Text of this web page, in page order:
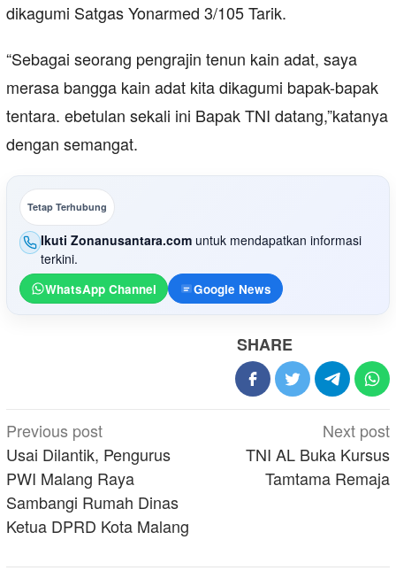
dikagumi Satgas Yonarmed 3/105 Tarik.
“Sebagai seorang pengrajin tenun kain adat, saya
merasa bangga kain adat kita dikagumi bapak-bapak
tentara. ebetulan sekali ini Bapak TNI datang,”katanya
dengan semangat.
Tetap Terhubung
Ikuti Zonanusantara.com untuk mendapatkan informasi
terkini.
WhatsApp Channel Google News
SHARE
Post
navigation
Previous post
Usai Dilantik, Pengurus
PWI Malang Raya
Sambangi Rumah Dinas
Ketua DPRD Kota Malang
Next post
TNI AL Buka Kursus
Tamtama Remaja